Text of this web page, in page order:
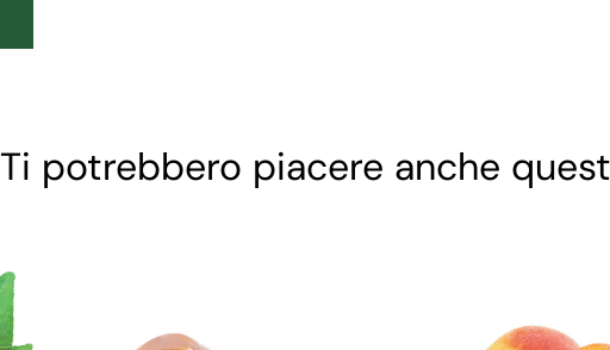
Ti potrebbero piacere anche